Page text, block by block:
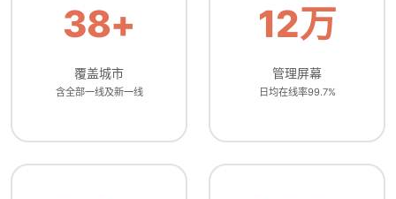
38+
覆盖城市
含全部一线及新一线
12万
管理屏幕
日均在线率99.7%